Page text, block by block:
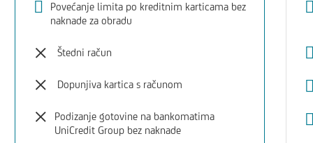
Povećanje limita po kreditnim karticama bez
naknade za obradu
Štedni račun
Dopunjiva kartica s računom
Podizanje gotovine na bankomatima
UniCredit Group bez naknade